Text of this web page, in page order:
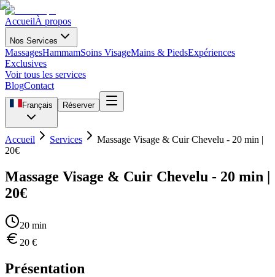
AccueilÀ propos
Nos Services
MassagesHammamSoins VisageMains & PiedsExpériences
Exclusives
Voir tous les services
BlogContact
Français Réserver
Accueil Services
Massage Visage & Cuir Chevelu - 20 min |
20€
Massage Visage & Cuir Chevelu - 20 min |
20€
20 min
20 €
Présentation